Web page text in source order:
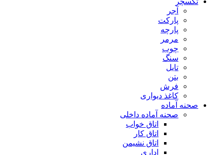
آجر
پارکت
پارچه
مرمر
چوب
سنگ
تایل
بتن
فرش
کاغذ دیواری
صحنه آماده
صحنه آماده داخلی
اتاق خواب
اتاق کار
اتاق نشیمن
اداری